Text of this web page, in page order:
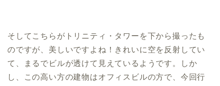
そしてこちらがトリニティ・タワーを下から撮ったも
のですが、美しいですよね！きれいに空を反射してい
て、まるでビルが透けて見えているようです。しか
し、この高い方の建物はオフィスビルの方で、今回行